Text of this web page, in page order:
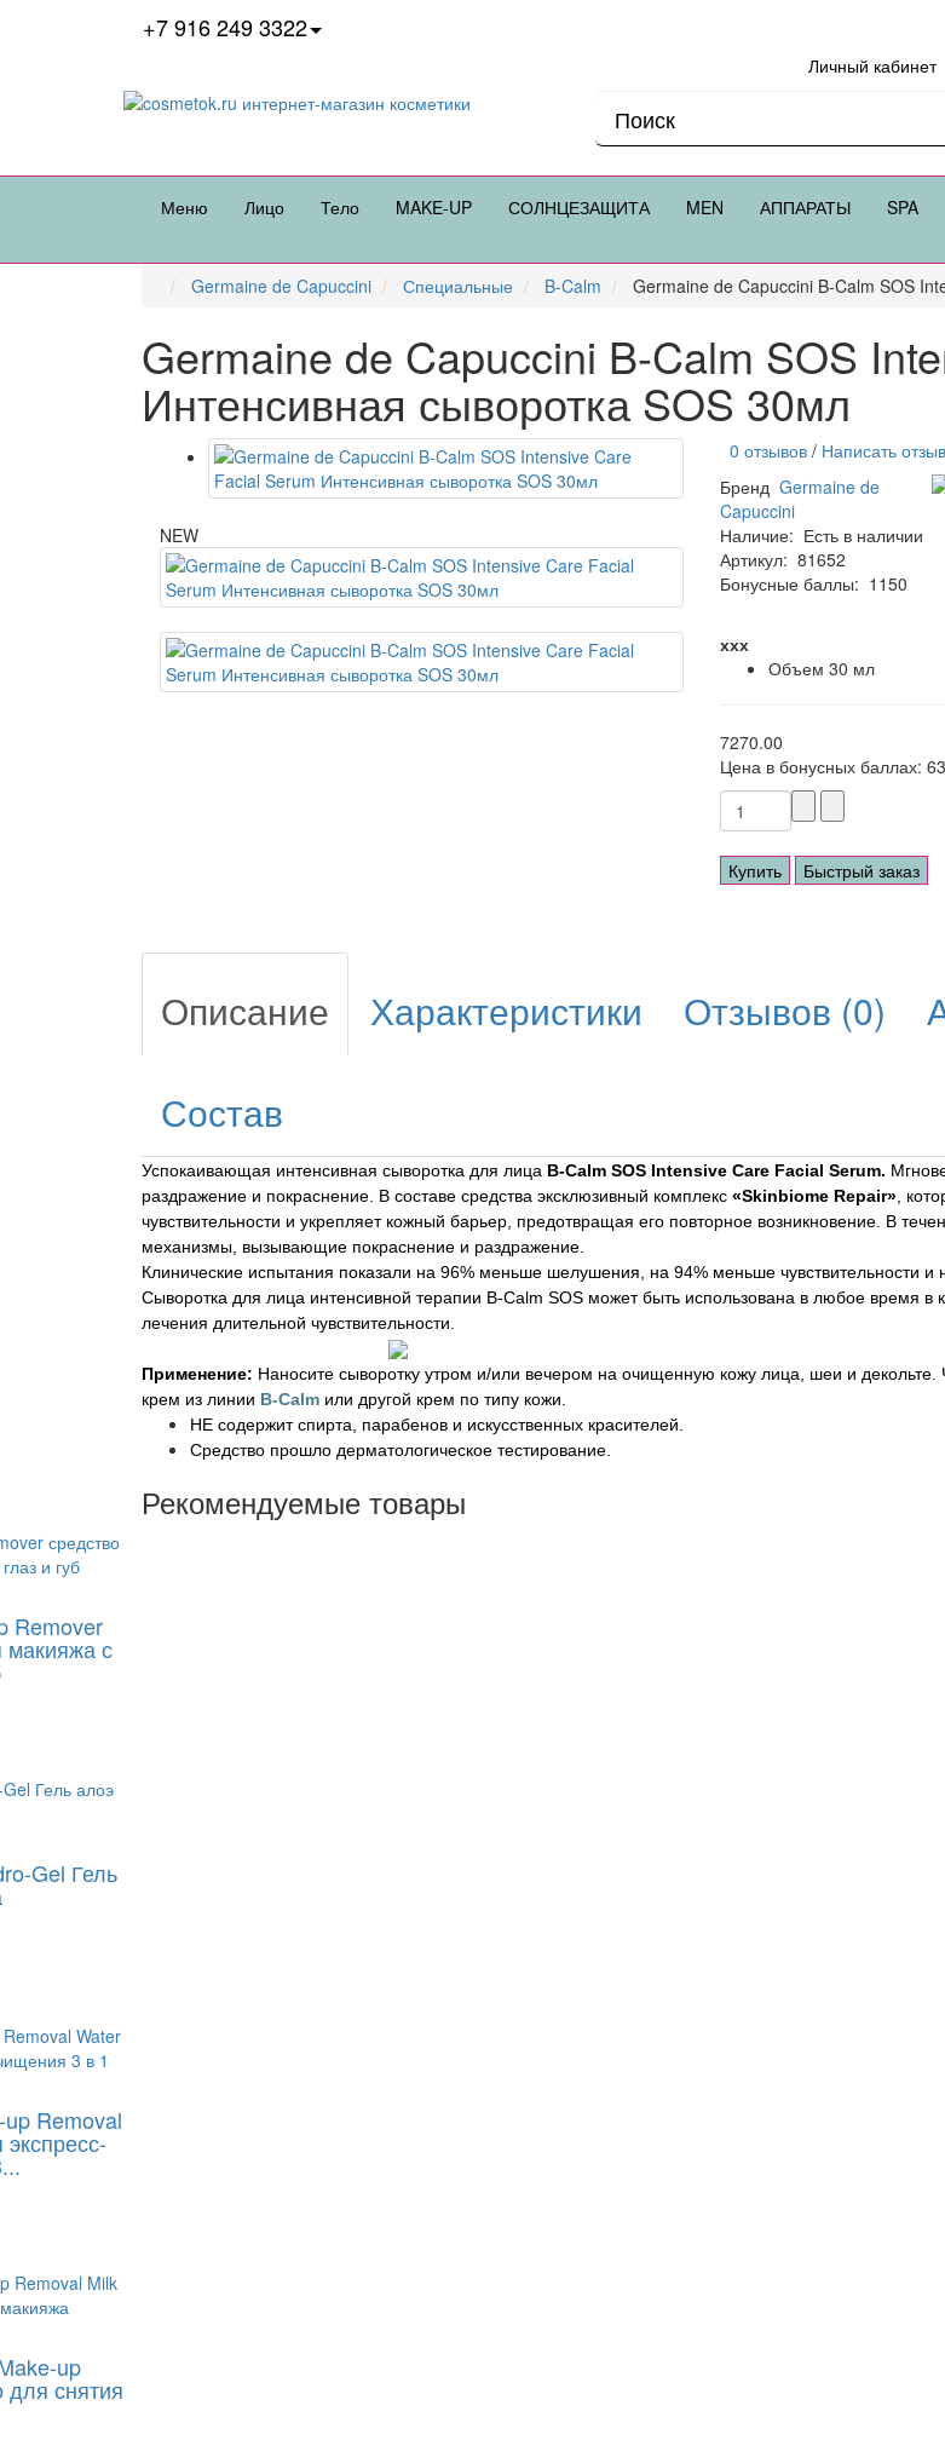
+7 916 249 3322
Личный кабинет
Меню Лицо Тело MAKE-UP СОЛНЦЕЗАЩИТА MEN АППАРАТЫ SPA
Germaine de Capuccini Специальные B-Calm Germaine de Capuccini B-Calm SOS
Germaine de Capuccini B-Calm SOS
Интенсивная сыворотка SOS 30мл
NEW
0 отзывов / Написать отзыв
Бренд Germaine de
Capuccini
Наличие: Есть в наличии
Артикул: 81652
Бонусные баллы: 1150
ххх
Объем 30 мл
7270.00
Цена в бонусных баллах:
Купить Быстрый заказ
Описание Характеристики Отзывов (0)
Состав
Успокаивающая интенсивная сыворотка для лица B-Calm SOS Intensive Care Facial Serum.
раздражение и покраснение. В составе средства эксклюзивный комплекс «Skinbiome Repair» ,
чувствительности и укрепляет кожный барьер, предотвращая его повторное возникновение. В
механизмы, вызывающие покраснение и раздражение.
Клинические испытания показали на 96% меньше шелушения, на 94% меньше чувствительности
Сыворотка для лица интенсивной терапии B-Calm SOS может быть использована в любое время в
лечения длительной чувствительности.
Применение: Наносите сыворотку утром и/или вечером на очищенную кожу лица, шеи и
крем из линии B-Calm или другой крем по типу кожи.
НЕ содержит спирта, парабенов и искусcтвенных красителей.
Средство прошло дерматологическое тестирование.
Рекомендуемые товары
Remover
макияжа с
Gel Гель
Removal
up
снятия